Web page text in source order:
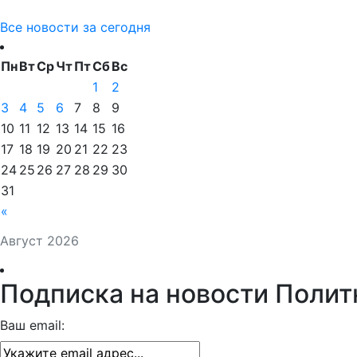
Все новости за сегодня
Август 2026
ПнВтСрЧтПтСбВс
«
1
2
3
4 5 6 7 8
9
10 11 12 13 14 15 16
17 18 19 20 21 22 23
24 25 26 27 28 29 30
31
Подписка на новости
Ваш email: